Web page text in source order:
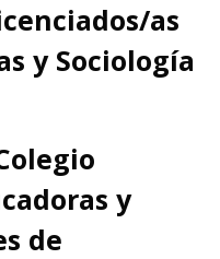
as
y Sociología
y
de